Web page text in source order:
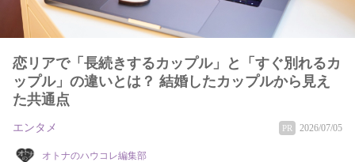
恋リアで「長続きするカップル」と「すぐ別れるカ
ップル」の違いとは？ 結婚したカップルから見え
た共通点
エンタメ PR 2026/07/05
オトナのハウコレ編集部